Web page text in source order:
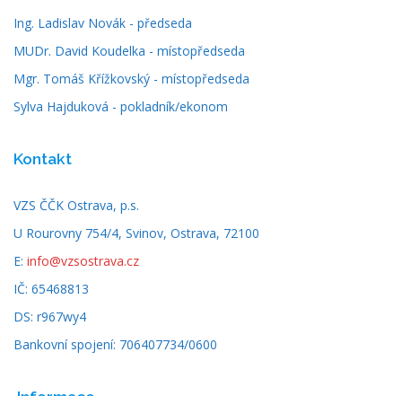
Ing. Ladislav Novák - předseda
MUDr. David Koudelka - místopředseda
Mgr. Tomáš Křížkovský - místopředseda
Sylva Hajduková - pokladník/ekonom
Kontakt
VZS ČČK Ostrava, p.s.
U Rourovny 754/4, Svinov, Ostrava, 72100
E: info@vzsostrava.cz
IČ: 65468813
DS: r967wy4
Bankovní spojení: 706407734/0600